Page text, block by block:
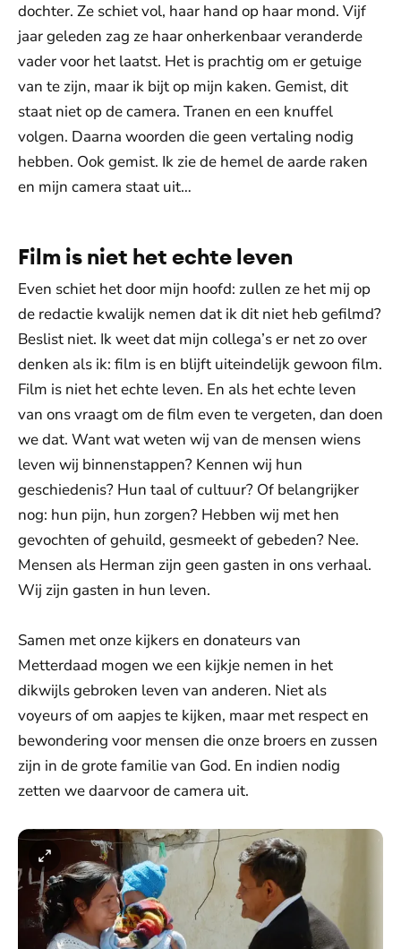
dochter. Ze schiet vol, haar hand op haar mond. Vijf
jaar geleden zag ze haar onherkenbaar veranderde
vader voor het laatst. Het is prachtig om er getuige
van te zijn, maar ik bijt op mijn kaken. Gemist, dit
staat niet op de camera. Tranen en een knuffel
volgen. Daarna woorden die geen vertaling nodig
hebben. Ook gemist. Ik zie de hemel de aarde raken
en mijn camera staat uit…
Film is niet het echte leven
Even schiet het door mijn hoofd: zullen ze het mij op
de redactie kwalijk nemen dat ik dit niet heb gefilmd?
Beslist niet. Ik weet dat mijn collega’s er net zo over
denken als ik: film is en blijft uiteindelijk gewoon film.
Film is niet het echte leven. En als het echte leven
van ons vraagt om de film even te vergeten, dan doen
we dat. Want wat weten wij van de mensen wiens
leven wij binnenstappen? Kennen wij hun
geschiedenis? Hun taal of cultuur? Of belangrijker
nog: hun pijn, hun zorgen? Hebben wij met hen
gevochten of gehuild, gesmeekt of gebeden? Nee.
Mensen als Herman zijn geen gasten in ons verhaal.
Wij zijn gasten in hun leven.
Samen met onze kijkers en donateurs van
Metterdaad mogen we een kijkje nemen in het
dikwijls gebroken leven van anderen. Niet als
voyeurs of om aapjes te kijken, maar met respect en
bewondering voor mensen die onze broers en zussen
zijn in de grote familie van God. En indien nodig
zetten we daarvoor de camera uit.